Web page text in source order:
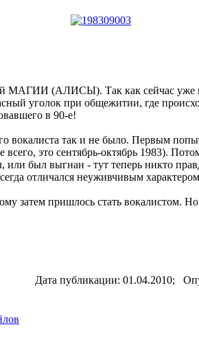
МАГИИ (АЛИСЫ). Так как сейчас уже
уголок при общежитии, где
в 90-е!
вокалиста так и не было. Первым
это сентябрь-октябрь 1983).
или был выгнан - тут теперь никто
отличался неуживчивым
затем пришлось стать
Дата публикации: 01.04.2010;